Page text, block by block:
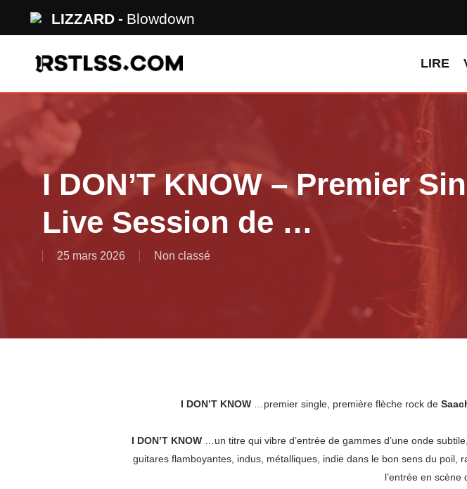
LIZZARD Blowdown
LIRE
I DON’T KNOW – Premier
Live Session de …
25 mars 2026 Non classé
I DON’T KNOW …premier single, première flèche rock de
I DON’T KNOW…un titre qui vibre d’entrée de gammes d’une onde
guitares flamboyantes, indus, métalliques, indie dans le bon sens du
l’entrée en scène